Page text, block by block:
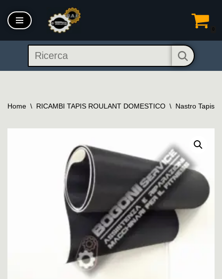
Vai
contenuto
Home \ RICAMBI TAPIS ROULANT DOMESTICO \ Nastro Tapis